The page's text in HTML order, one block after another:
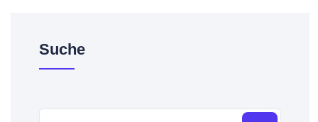
Suche